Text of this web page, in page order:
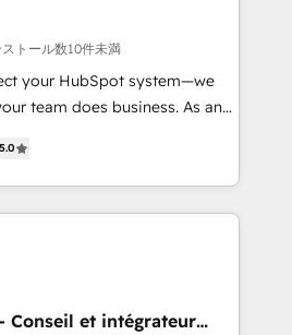
model, delivering
teams in the UK, USA,
Belgium, Singapore, and
175+ employees.
ストール数10件未満
your HubSpot system—we
team does business. As an
to-end CRM solutions that
operational efficiency,
to value on HubSpot. What
the time to deeply
results. Our mission
5.0
Conseil et intégrateur